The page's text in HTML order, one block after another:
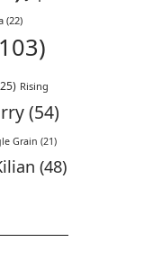
(22)
Rising
(54)
Grain (21)
(48)